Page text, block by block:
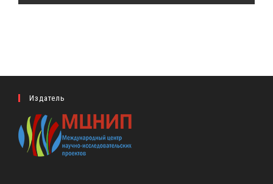
Издатель